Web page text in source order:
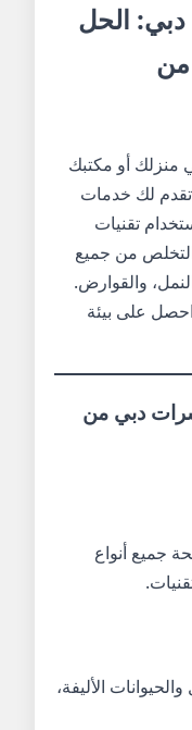
الحل
من
منزلك أو مكتبك
تقدم لك خدمات
تقنيات
من جميع
والقوارض.
على بيئة
دبي من
جميع أنواع
الأليفة،